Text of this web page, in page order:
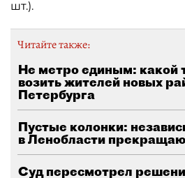
шт.).
Читайте также:
Не метро единым: какой
возить жителей новых
Петербурга
Пустые колонки:
в Ленобласти
Суд пересмотрел